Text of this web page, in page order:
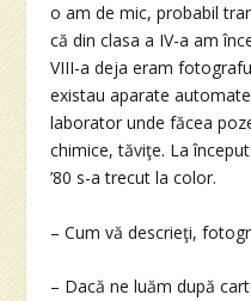
o am de mic, probabil
că din clasa a IV-a am
VIII-a deja eram
existau aparate
laborator unde făcea
chimice, tăviţe. La
’80 s-a trecut la color.
– Cum vă descrieţi,
– Dacă ne luăm după